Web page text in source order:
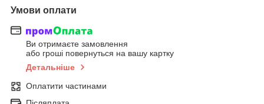
Умови оплати
Ви отримаєте замовлення
або гроші повернуться на вашу картку
Детальніше
Оплатити частинами